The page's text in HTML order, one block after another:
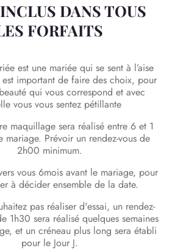
DANS TOUS
FORFAITS
est une mariée qui se sent à l’aise
est important de faire des choix, pour
qui vous correspond et avec
vous vous sentez pétillante
maquillage sera réalisé entre 6 et 1
mariage. Prévoir un rendez-vous de
2h00 minimum.
vous 6mois avant le mariage, pour
à décider ensemble de la date.
pas réaliser d'essai, un rendez-
1h30 sera réalisé quelques semaines
et un créneau plus long sera établi
pour le Jour J.